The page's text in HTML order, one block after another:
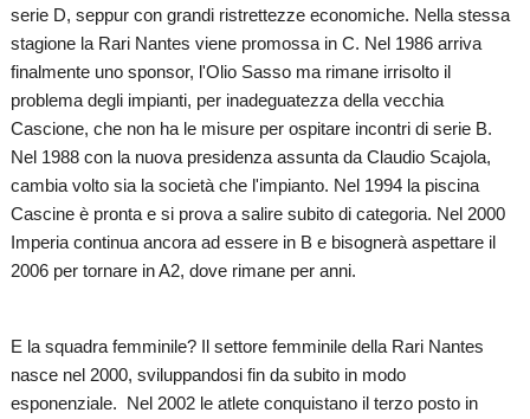
serie D, seppur con grandi ristrettezze economiche. Nella stessa
stagione la Rari Nantes viene promossa in C. Nel 1986 arriva
finalmente uno sponsor, l'Olio Sasso ma rimane irrisolto il
problema degli impianti, per inadeguatezza della vecchia
Cascione, che non ha le misure per ospitare incontri di serie B.
Nel 1988 con la nuova presidenza assunta da Claudio Scajola,
cambia volto sia la società che l'impianto. Nel 1994 la piscina
Cascine è pronta e si prova a salire subito di categoria. Nel 2000
Imperia continua ancora ad essere in B e bisognerà aspettare il
2006 per tornare in A2, dove rimane per anni.
E la squadra femminile? Il settore femminile della Rari Nantes
nasce nel 2000, sviluppandosi fin da subito in modo
esponenziale. Nel 2002 le atlete conquistano il terzo posto in